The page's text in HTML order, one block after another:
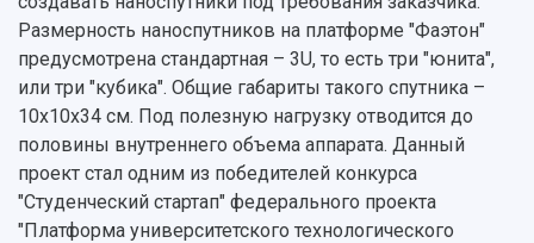
Официальные документы
Размерность наноспутников на платформе "Фаэтон"
предусмотрена стандартная – 3U, то есть три "юнита",
или три "кубика". Общие габариты такого спутника –
10х10х34 см. Под полезную нагрузку отводится до
половины внутреннего объема аппарата. Данный
проект стал одним из победителей конкурса
"Студенческий стартап" федерального проекта
"Платформа университетского технологического